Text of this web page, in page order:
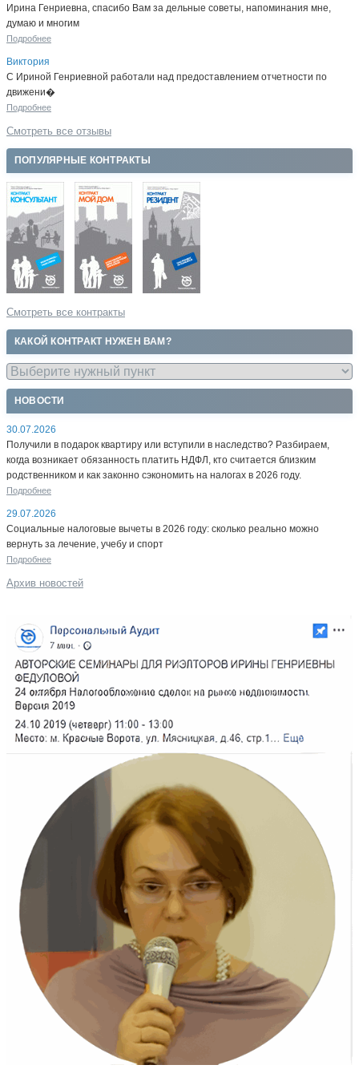
Ирина Генриевна, спасибо Вам за дельные советы, напоминания мне,
думаю и многим
Подробнее
Виктория
С Ириной Генриевной работали над предоставлением отчетности по
движени�
Подробнее
Смотреть все отзывы
ПОПУЛЯРНЫЕ КОНТРАКТЫ
Смотреть все контракты
КАКОЙ КОНТРАКТ НУЖЕН ВАМ?
НОВОСТИ
30.07.2026
Получили в подарок квартиру или вступили в наследство? Разбираем,
когда возникает обязанность платить НДФЛ, кто считается близким
родственником и как законно сэкономить на налогах в 2026 году.
Подробнее
29.07.2026
Социальные налоговые вычеты в 2026 году: сколько реально можно
вернуть за лечение, учебу и спорт
Подробнее
Архив новостей